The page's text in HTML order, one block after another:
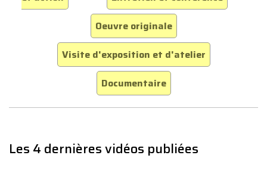
Oeuvre originale
Visite d'exposition et d'atelier
Documentaire
Les 4 dernières vidéos publiées